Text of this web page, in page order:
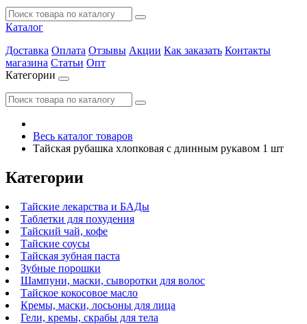
Каталог
Доставка Оплата Отзывы Акции Как заказать Контакты
магазина Статьи Опт
Категории
Весь каталог товаров
Тайская рубашка хлопковая с длинным рукавом 1 шт
Категории
Тайские лекарства и БАДы
Таблетки для похудения
Тайский чай, кофе
Тайские соусы
Тайская зубная паста
Зубные порошки
Шампуни, маски, сыворотки для волос
Тайское кокосовое масло
Кремы, маски, лосьоны для лица
Гели, кремы, скрабы для тела